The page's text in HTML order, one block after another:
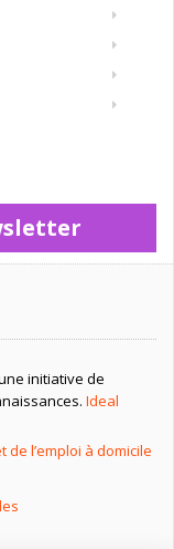
initiative de
Ideal
l’emploi à domicile